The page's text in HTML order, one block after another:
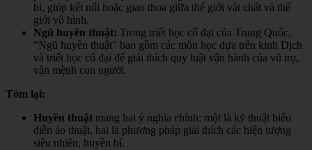
bí, giúp kết nối hoặc giao thoa giữa thế giới vật chất và thế
giới vô hình.
Ngũ huyền thuật: Trong triết học cổ đại của Trung Quốc,
"Ngũ huyền thuật" bao gồm các môn học dựa trên kinh Dịch
và triết học cổ đại để giải thích quy luật vận hành của vũ trụ,
vận mệnh con người.
Tóm lại:
Huyền thuật mang hai ý nghĩa chính: một là kỹ thuật biểu
diễn ảo thuật, hai là phương pháp giải thích các hiện tượng
siêu nhiên, huyền bí.